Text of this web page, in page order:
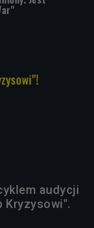
audycji
Kryzysowi".